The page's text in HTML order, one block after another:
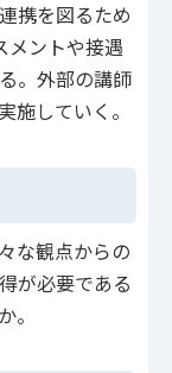
携を図るため
メントや接遇
。外部の講師
施していく。
な観点からの
が必要である
。